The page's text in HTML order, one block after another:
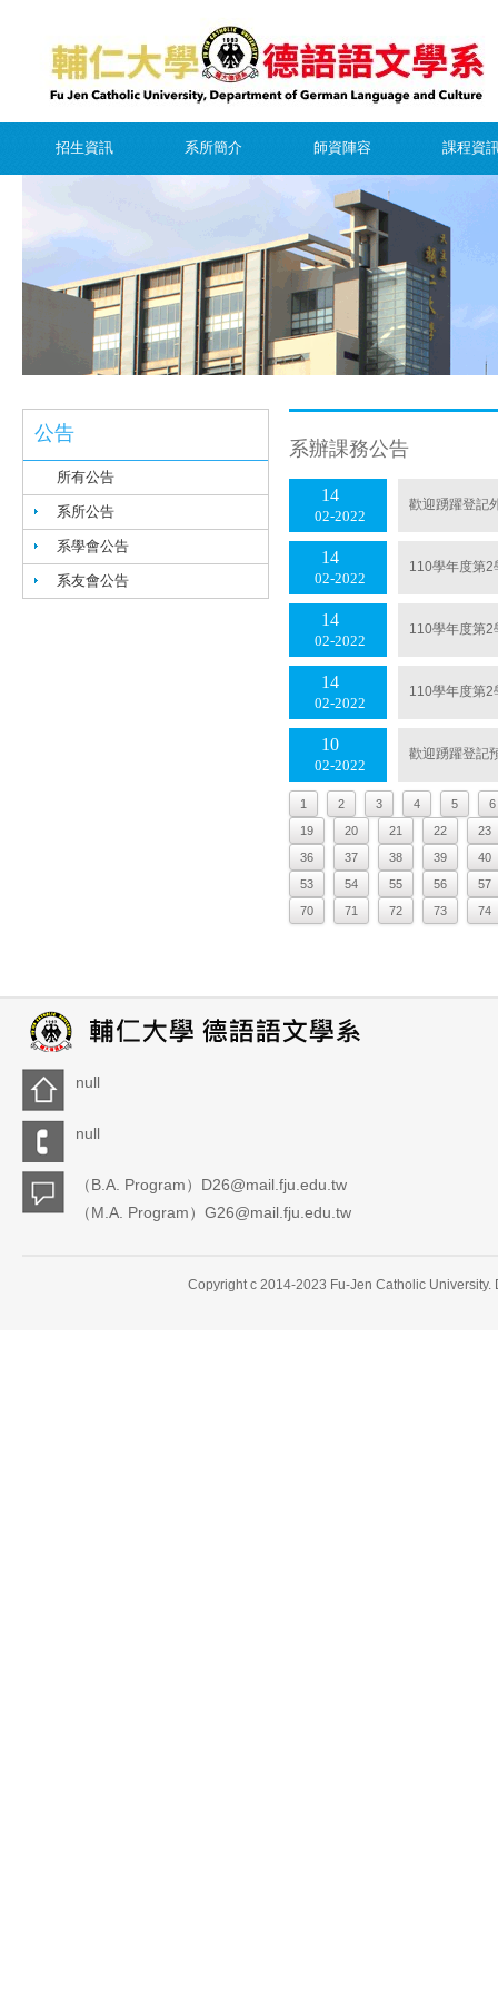
招生資訊 系所簡介 師資陣容 課程資
公告
所有公告
系所公告
系學會公告
系友會公告
系辦課務公告
02 2022
14 歡迎踴躍登記
02 2022
14 110學年度第2
02 2022
14 110學年度第2
02 2022
14 110學年度第2
02 2022
10 歡迎踴躍登記
1 2 3 4 5
6
19
20 21 22
23
36
37 38 39
40
53
54 55 56
57
70
71 72 73 74
null
null
（B.A. Program）D26@mail.fju.edu.tw
（M.A. Program）G26@mail.fju.edu.tw
Copyright c 2014-2023 Fu-Jen Catholic